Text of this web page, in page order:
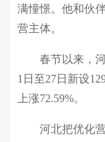
满憧憬。他和伙
营主体。
春节以来，河
1日至27日新设
上涨72.59%。
河北把优化营